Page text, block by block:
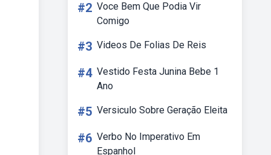
#2 Voce Bem Que Podia Vir
Comigo
#3 Videos De Folias De Reis
#4 Vestido Festa Junina Bebe 1
Ano
#5 Versiculo Sobre Geração Eleita
#6 Verbo No Imperativo Em
Espanhol